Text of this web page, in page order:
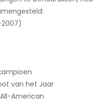
van het Jaar
American